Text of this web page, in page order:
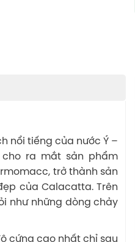
nổi tiếng của nước Ý –
ra mắt sản phẩm
trở thành sản
của Calacatta. Trên
như những dòng chảy
cứng cao nhất chỉ sau